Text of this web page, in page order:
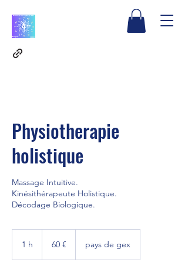
Physiotherapie
holistique
Massage Intuitive.
Kinésithérapeute Holistique.
Décodage Biologique.
1 h 60 € pays de gex